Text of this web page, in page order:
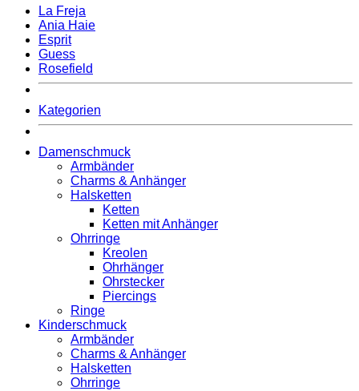
La Freja
Ania Haie
Esprit
Guess
Rosefield
Kategorien
Damenschmuck
Armbänder
Charms & Anhänger
Halsketten
Ketten
Ketten mit Anhänger
Ohrringe
Kreolen
Ohrhänger
Ohrstecker
Piercings
Ringe
Kinderschmuck
Armbänder
Charms & Anhänger
Halsketten
Ohrringe